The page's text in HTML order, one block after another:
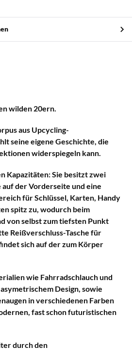
wilden 20ern.
aus Upcycling-
seine eigene Geschichte, die
widerspiegeln kann.
Kapazitäten: Sie besitzt zwei
auf der Vorderseite und eine
für Schlüssel, Karten, Handy
spitz zu, wodurch beim
von selbst zum tiefsten Punkt
Reißverschluss-Tasche für
sich auf der zum Körper
wie Fahrradschlauch und
Design, sowie
in verschiedenen Farben
fast schon futuristischen
durch den